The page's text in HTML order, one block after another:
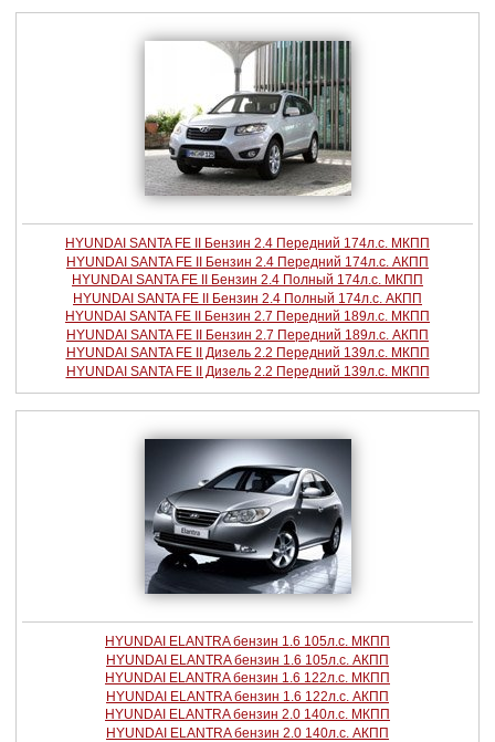
HYUNDAI SANTA FE II Бензин 2.4 Передний 174л.с. МКПП
HYUNDAI SANTA FE II Бензин 2.4 Передний 174л.с. АКПП
HYUNDAI SANTA FE II Бензин 2.4 Полный 174л.с. МКПП
HYUNDAI SANTA FE II Бензин 2.4 Полный 174л.с. АКПП
HYUNDAI SANTA FE II Бензин 2.7 Передний 189л.с. МКПП
HYUNDAI SANTA FE II Бензин 2.7 Передний 189л.с. АКПП
HYUNDAI SANTA FE II Дизель 2.2 Передний 139л.с. МКПП
HYUNDAI SANTA FE II Дизель 2.2 Передний 139л.с. МКПП
HYUNDAI ELANTRA бензин 1.6 105л.с. МКПП
HYUNDAI ELANTRA бензин 1.6 105л.с. АКПП
HYUNDAI ELANTRA бензин 1.6 122л.с. МКПП
HYUNDAI ELANTRA бензин 1.6 122л.с. АКПП
HYUNDAI ELANTRA бензин 2.0 140л.с. МКПП
HYUNDAI ELANTRA бензин 2.0 140л.с. АКПП